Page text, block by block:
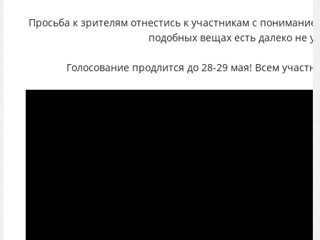
Просьба к зрителям отнестись к участникам с
подобных вещах есть далеко не у
Голосование продлится до 28-29 мая! Всем